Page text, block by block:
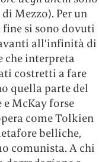
Mezzo). Per un
fine si sono dovuti
all’infinità di
che interpreta
costretti a fare
quella parte del
McKay forse
come Tolkien
belliche,
comunista. A chi